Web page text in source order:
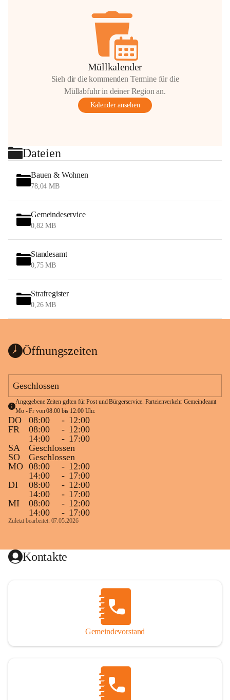
Müllkalender
Sieh dir die kommenden Termine für die
Müllabfuhr in deiner Region an.
Kalender ansehen
Dateien
Bauen & Wohnen
78,04 MB
Gemeindeservice
0,82 MB
Standesamt
0,75 MB
Strafregister
0,26 MB
Öffnungszeiten
Geschlossen
Angegebene Zeiten gelten für Post und Bürgerservice. Parteienverkehr Gemeindeamt
Mo - Fr von 08:00 bis 12:00 Uhr.
DO 08:00 - 12:00
FR
08:00 - 12:00
14:00
- 17:00
SA
Geschlossen
SO
Geschlossen
MO 08:00 - 12:00
14:00
- 17:00
DI
08:00 - 12:00
14:00
- 17:00
MI
08:00 - 12:00
14:00
- 17:00
Zuletzt bearbeitet: 07.05.2026
Kontakte
Gemeindevorstand